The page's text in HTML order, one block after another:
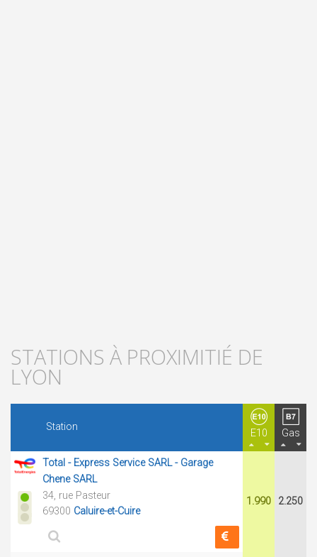
STATIONS À PROXIMITIÉ DE
LYON
Station
E10 Gas
Total - Express Service SARL - Garage
Chene SARL
34, rue Pasteur
69300 Caluire-et-Cuire
1.990 2.250